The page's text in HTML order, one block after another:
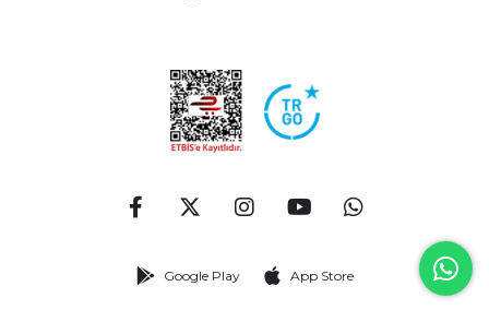
Google Play App Store